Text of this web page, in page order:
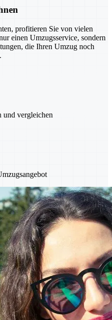
profitieren Sie von vielen
einen Umzugsservice, sondern
die Ihren Umzug noch
und vergleichen